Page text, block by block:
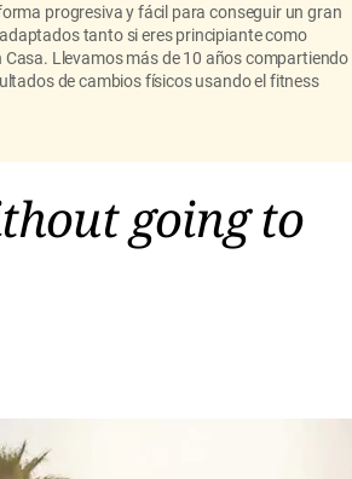
progresiva y fácil para conseguir un gran
tanto si eres principiante como
Llevamos más de 10 años compartiendo
de cambios físicos usando el fitness
going to